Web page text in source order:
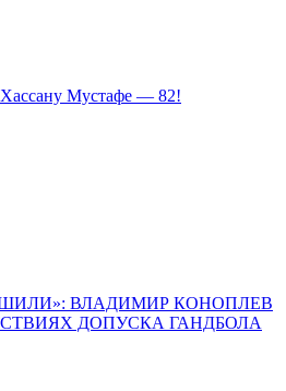
Хассану Мустафе — 82!
ВЛАДИМИР КОНОПЛЕВ
ДОПУСКА ГАНДБОЛА